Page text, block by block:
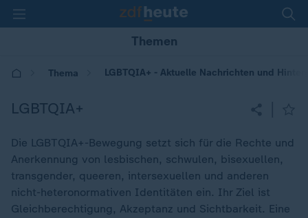
Themen
Thema LGBTQIA+ - Aktuelle Nachrichten und
LGBTQIA+
Die LGBTQIA+-Bewegung setzt sich für die Rechte und
Anerkennung von lesbischen, schwulen, bisexuellen,
transgender, queeren, intersexuellen und anderen
nicht-heteronormativen Identitäten ein. Ihr Ziel ist
Gleichberechtigung, Akzeptanz und Sichtbarkeit. Eine